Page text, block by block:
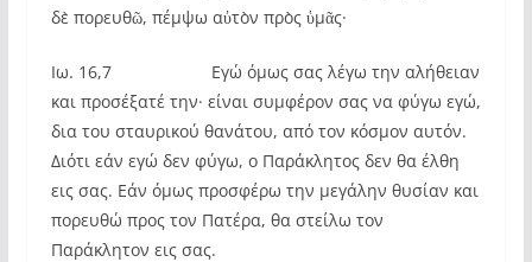
δὲ πορευθῶ, πέμψω αὐτὸν πρὸς ὑμᾶς·
Ιω. 16,7 Εγώ όμως σας λέγω την αλήθειαν
και προσέξατέ την· είναι συμφέρον σας να φύγω εγώ,
δια του σταυρικού θανάτου, από τον κόσμον αυτόν.
Διότι εάν εγώ δεν φύγω, ο Παράκλητος δεν θα έλθη
εις σας. Εάν όμως προσφέρω την μεγάλην θυσίαν και
πορευθώ προς τον Πατέρα, θα στείλω τον
Παράκλητον εις σας.